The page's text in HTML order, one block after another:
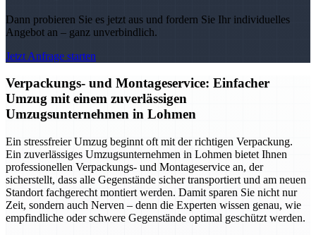
Dann probieren Sie es jetzt aus und fordern Sie Ihr individuelles
Angebot an – ganz unverbindlich.
Jetzt Anfrage starten
Verpackungs- und Montageservice: Einfacher
Umzug mit einem zuverlässigen
Umzugsunternehmen in Lohmen
Ein stressfreier Umzug beginnt oft mit der richtigen Verpackung.
Ein zuverlässiges Umzugsunternehmen in Lohmen bietet Ihnen
professionellen Verpackungs- und Montageservice an, der
sicherstellt, dass alle Gegenstände sicher transportiert und am neuen
Standort fachgerecht montiert werden. Damit sparen Sie nicht nur
Zeit, sondern auch Nerven – denn die Experten wissen genau, wie
empfindliche oder schwere Gegenstände optimal geschützt werden.